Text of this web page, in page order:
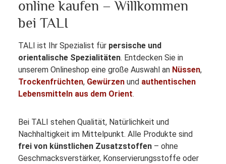
online kaufen – Willkommen
bei TALI
TALI ist Ihr Spezialist für persische und
orientalische Spezialitäten. Entdecken Sie in
unserem Onlineshop eine große Auswahl an Nüssen,
Trockenfrüchten, Gewürzen und authentischen
Lebensmitteln aus dem Orient.
Bei TALI stehen Qualität, Natürlichkeit und
Nachhaltigkeit im Mittelpunkt. Alle Produkte sind
frei von künstlichen Zusatzstoffen – ohne
Geschmacksverstärker, Konservierungsstoffe oder